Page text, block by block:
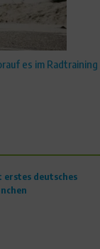
es im Radtraining
erstes deutsches